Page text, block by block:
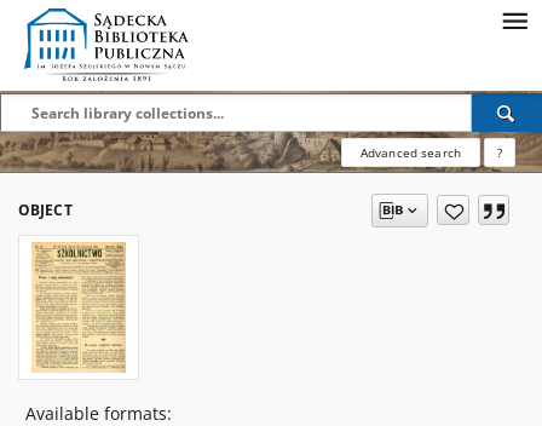
Advanced search ?
OBJECT
Available formats: